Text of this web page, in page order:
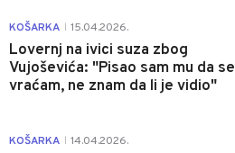
KOŠARKA 15.04.2026.
Lovernj na ivici suza zbog
Vujoševića: "Pisao sam mu da se
vraćam, ne znam da li je vidio"
KOŠARKA 14.04.2026.